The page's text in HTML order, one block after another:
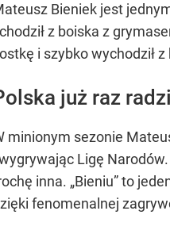
Bieniek jest
z boiska z
i szybko wychodził
już raz
minionym sezonie
Ligę
inna. „Bieniu” to
fenomenalnej